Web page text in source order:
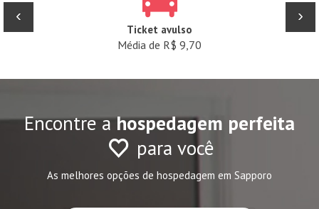
Ticket avulso
Média de R$ 9,70
‹ ›
Encontre ahospedagem perfeita
para você
As melhores opções de hospedagem em Sapporo